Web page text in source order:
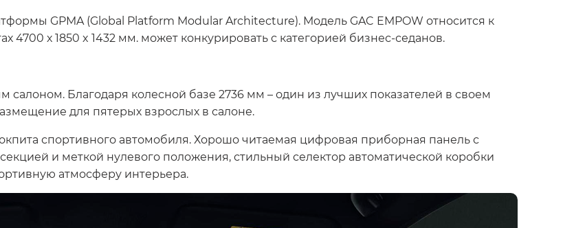
GPMA (Global Platform Modular Architecture). Модель GAC EMPOW относится к
4700 х 1850 x 1432 мм. может конкурировать с категорией бизнес-седанов.
салоном. Благодаря колесной базе 2736 мм – один из лучших показателей в своем
для пятерых взрослых в салоне.
спортивного автомобиля. Хорошо читаемая цифровая приборная панель с
и меткой нулевого положения, стильный селектор автоматической коробки
атмосферу интерьера.